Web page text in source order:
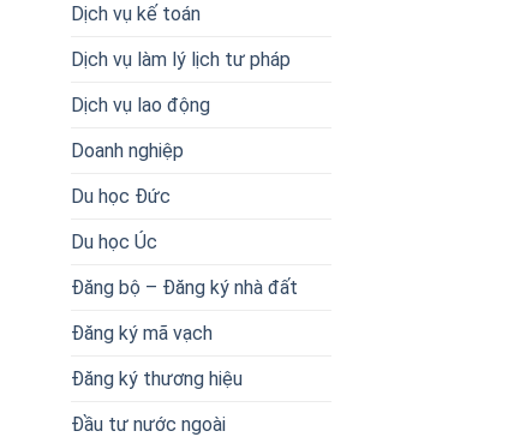
Dịch vụ kế toán
Dịch vụ làm lý lịch tư pháp
Dịch vụ lao động
Doanh nghiệp
Du học Đức
Du học Úc
Đăng bộ – Đăng ký nhà đất
Đăng ký mã vạch
Đăng ký thương hiệu
Đầu tư nước ngoài